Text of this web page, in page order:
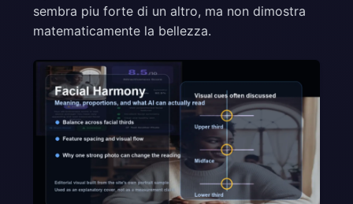
sembra piu forte di un altro, ma non dimostra
matematicamente la bellezza.